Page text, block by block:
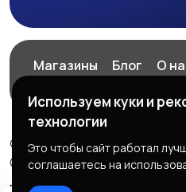
Магазины Блог
О
© 2026 ExZz.ru -
ООО "ЭКЗЗ", ОГРН:
Используем куки и
технологии
Это чтобы сайт работал
соглашаетесь на